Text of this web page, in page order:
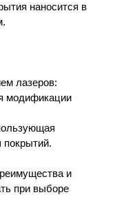
наносится в
лазеров:
модификации
покрытий.
и
при выборе